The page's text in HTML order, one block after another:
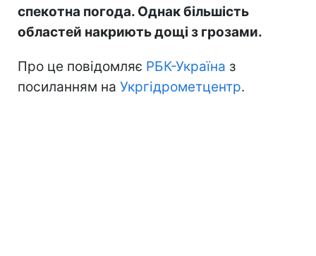
спекотна погода. Однак більшість
областей накриють дощі з грозами.
Про це повідомляє РБК-Україна з
посиланням на Укргідрометцентр.